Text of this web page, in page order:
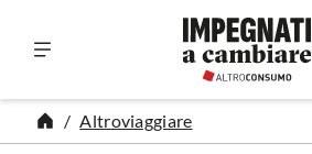
Altroviaggiare